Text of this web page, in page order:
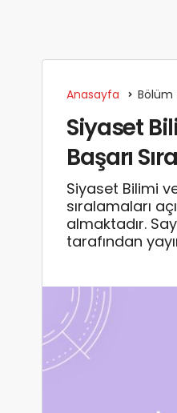
Anasayfa Bölüm
Siyaset
Başarı
Siyaset Bilimi
sıralamaları
almaktadır.
tarafından